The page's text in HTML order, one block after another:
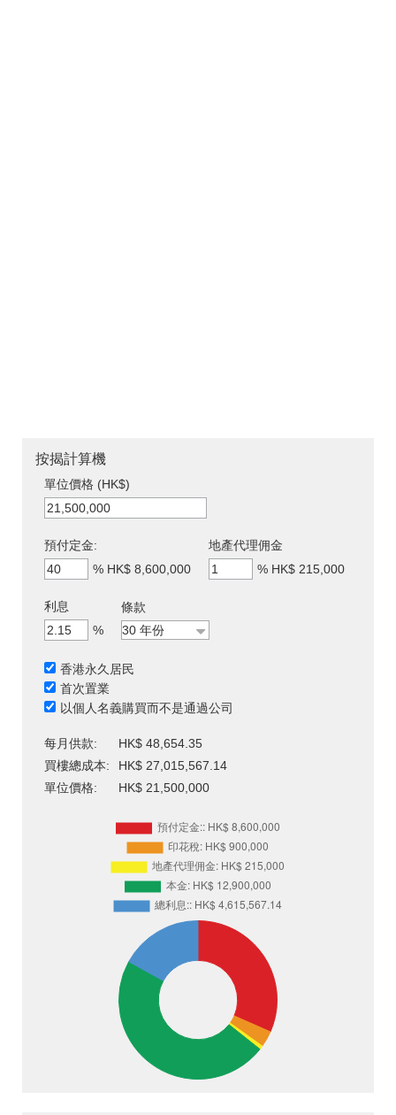
按揭計算機
單位價格 (HK$)
預付定金:
% HK$ 8,600,000
地產代理佣金
% HK$ 215,000
利息
%
條款
香港永久居民
首次置業
以個人名義購買而不是通過公司
每月供款:
HK$ 48,654.35
買樓總成本:
HK$ 27,015,567.14
單位價格:
HK$ 21,500,000